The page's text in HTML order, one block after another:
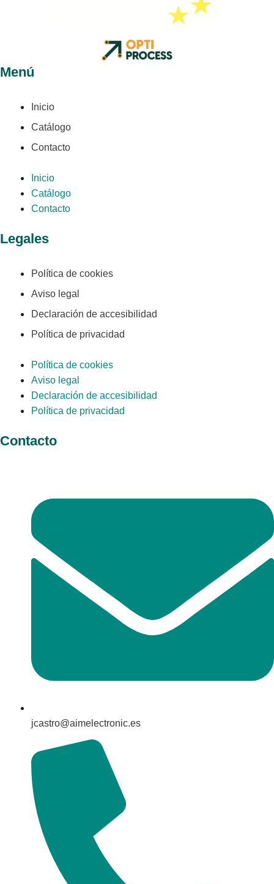
Menú
Inicio
Catálogo
Contacto
Inicio
Catálogo
Contacto
Legales
Política de cookies
Aviso legal
Declaración de accesibilidad
Política de privacidad
Política de cookies
Aviso legal
Declaración de accesibilidad
Política de privacidad
Contacto
jcastro@aimelectronic.es